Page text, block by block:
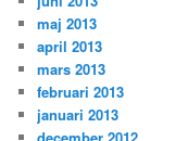
maj 2013
april 2013
mars 2013
februari 2013
januari 2013